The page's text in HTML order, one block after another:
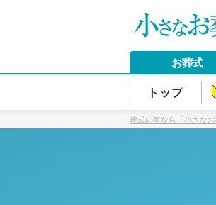
お葬式
トップ
葬式の事なら「小さなお